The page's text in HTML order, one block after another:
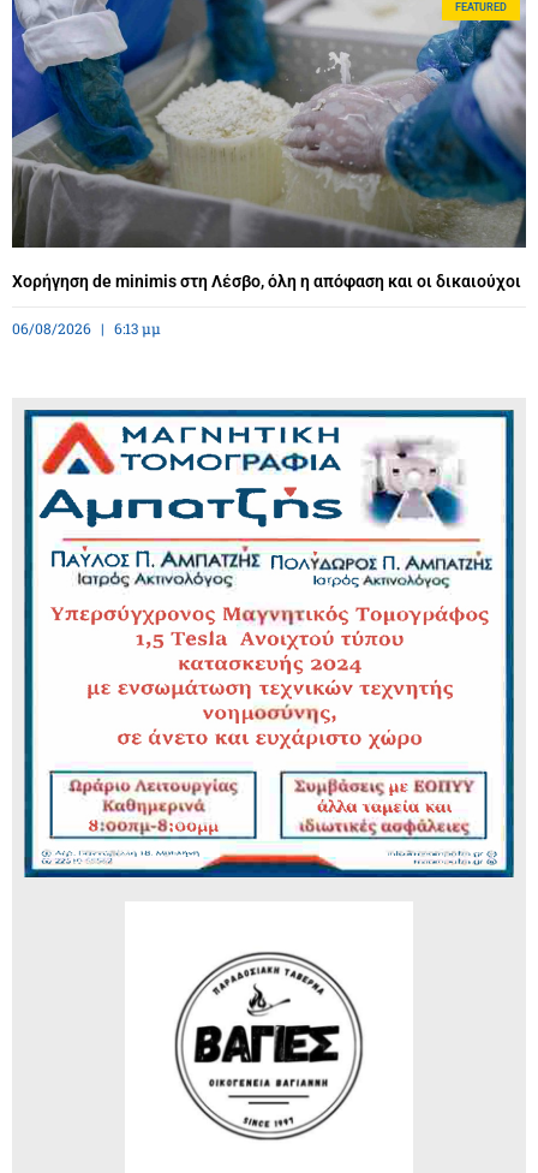
FEATURED
Χορήγηση de minimis στη Λέσβο, όλη η απόφαση και οι δικαιούχοι
06/08/2026 6:13 μμ